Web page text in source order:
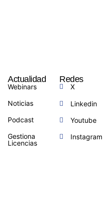
Actualidad
Webinars
Noticias
Podcast
Gestiona
Licencias
Redes
X
Linkedin
Youtube
Instagram